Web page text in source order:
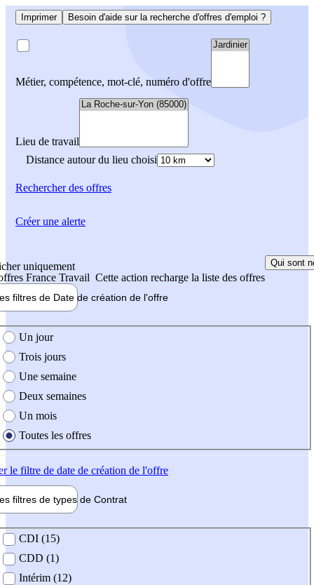
Imprimer Besoin d'aide sur la recherche d'offres d'emploi ?
Métier, compétence, mot-clé, numéro d'offre
Lieu de travail
Distance autour du lieu choisi
Rechercherdes offres
uniquement
France Travail Cette action recharge la liste des offres
Qui sont
filtres de Date de création de l'offre
création de l'offre
Un jour
Trois jours
Une semaine
Deux semaines
Un mois
Toutes les offres
le filtre de date de création de l'offre
filtres de types de Contrat
contrat
CDI (15)
CDD (1)
Intérim (12)
Créer une alerte